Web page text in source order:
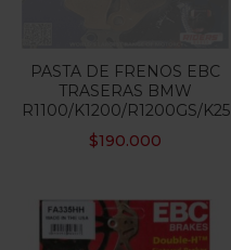
PASTA DE FRENOS EBC
TRASERAS BMW
R1100/K1200/R1200GS/K25
$190.000